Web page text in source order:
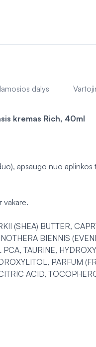
dalys
kremas Rich, 40ml
apsaugo nuo
vakare.
(SHEA) BUTTER,
BIENNIS
TAURINE,
PARFUM
ACID,